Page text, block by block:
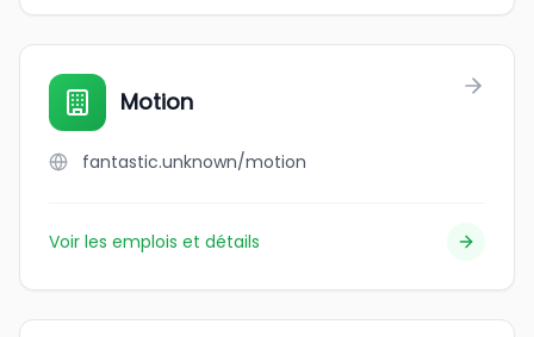
Motion
fantastic.unknown/motion
Voir les emplois et détails